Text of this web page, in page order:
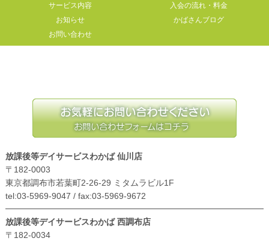
サービス内容
入会の流れ・料金
お知らせ
かばさんブログ
お問い合わせ
放課後等デイサービスわかば 仙川店
〒182-0003
東京都調布市若葉町2-26-29 ミタムラビル1F
tel:03-5969-9047 / fax:03-5969-9672
放課後等デイサービスわかば 西調布店
〒182-0034